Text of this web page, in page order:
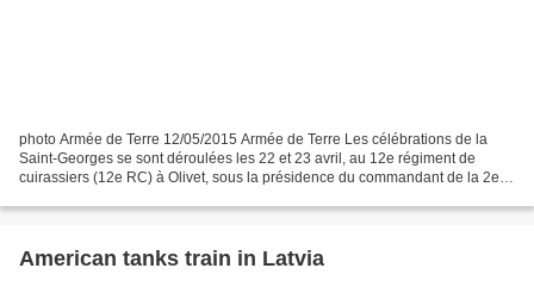
photo Armée de Terre 12/05/2015 Armée de Terre Les célébrations de la
Saint-Georges se sont déroulées les 22 et 23 avril, au 12e régiment de
cuirassiers (12e RC) à Olivet, sous la présidence du commandant de la 2e
American tanks train in Latvia